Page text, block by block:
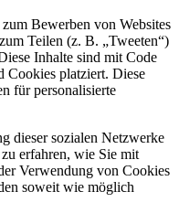
Bewerben von Websites
Teilen (z. B. „Tweeten“)
Inhalte sind mit Code
Cookies platziert. Diese
für personalisierte
dieser sozialen Netzwerke
erfahren, wie Sie mit
Verwendung von Cookies
soweit wie möglich